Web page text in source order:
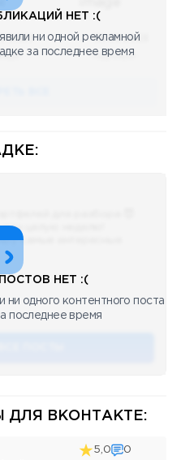
08.05.2023
Научный
НЕТ :(
ни одной рекламной
за последнее время
целую неделю!
самые интересные
12.4k 12:45
НЕТ :(
одного контентного поста
последнее время
ДЛЯ ВКОНТАКТЕ:
5,0 0